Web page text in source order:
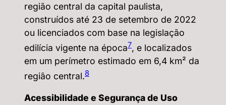
região central da capital paulista,
construídos até 23 de setembro de 2022
ou licenciados com base na legislação
edilícia vigente na época7, e localizados
em um perímetro estimado em 6,4 km² da
região central.8
Acessibilidade e Segurança de Uso